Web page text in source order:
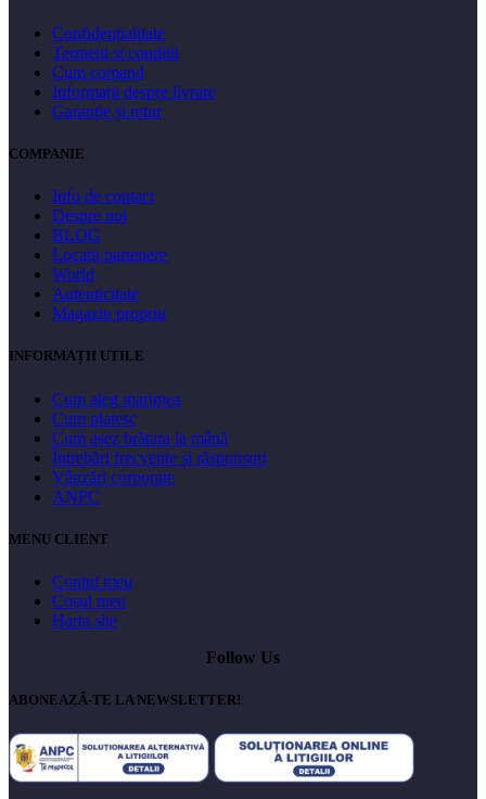
Confidențialitate
Termeni si conditii
Cum comand
Informații despre livrare
Garanție și retur
COMPANIE
Info de contact
Despre noi
BLOG
Locații partenere
World
Autenticitate
Magazin propriu
INFORMAȚII UTILE
Cum aleg marimea
Cum platesc
Cum așez brățara la mână
Întrebări frecvente și răspunsuri
Vânzări corporate
ANPC
MENU CLIENT
Contul meu
Coșul meu
Harta site
Follow Us
ABONEAZĂ-TE LA NEWSLETTER!